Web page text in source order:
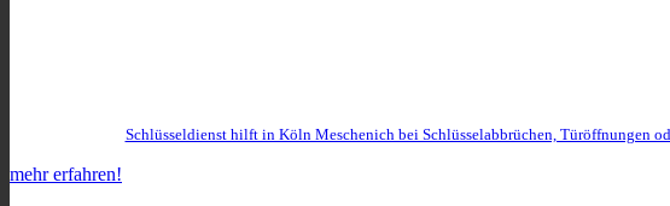
Schlüsseldienst hilft in Köln Meschenich bei Schlüsselabbrüchen, Türöffnungen
mehr erfahren!